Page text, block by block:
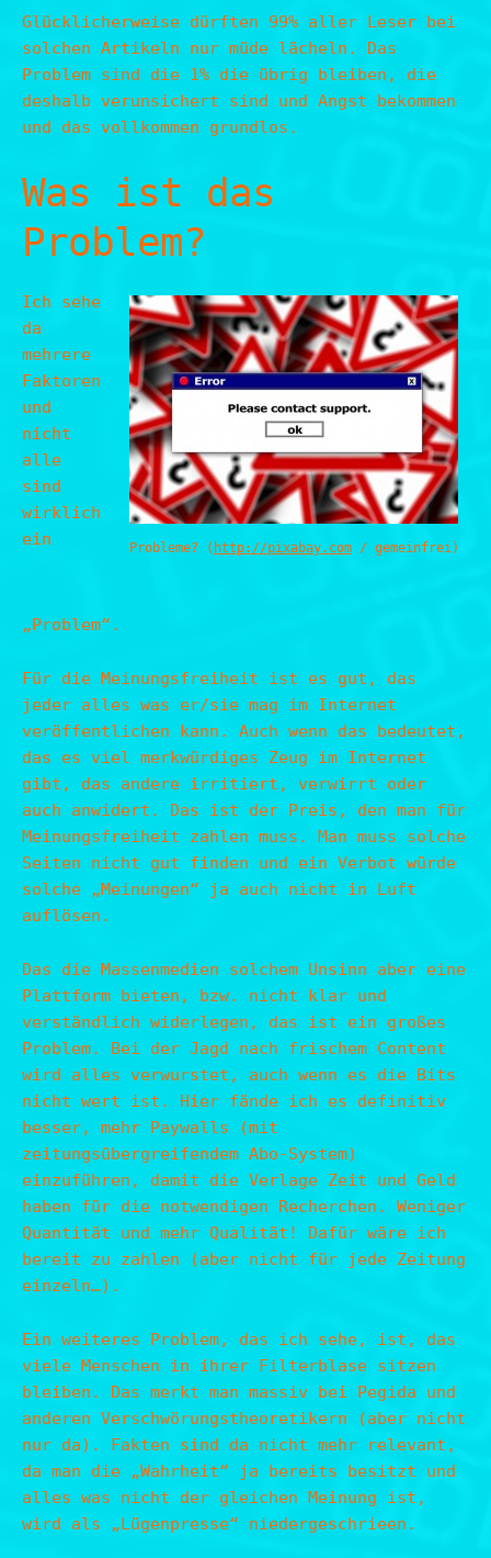
Glücklicherweise dürften 99% aller Leser bei
solchen Artikeln nur müde lächeln. Das
Problem sind die 1% die übrig bleiben, die
deshalb verunsichert sind und Angst bekommen
und das vollkommen grundlos.
Was ist das
Problem?
Probleme? ( http://pixabay.com / gemeinfrei)
Ich sehe
da
mehrere
Faktoren
und
nicht
alle
sind
wirklich
ein
„Problem“.
Für die Meinungsfreiheit ist es gut, das
jeder alles was er/sie mag im Internet
veröffentlichen kann. Auch wenn das bedeutet,
das es viel merkwürdiges Zeug im Internet
gibt, das andere irritiert, verwirrt oder
auch anwidert. Das ist der Preis, den man für
Meinungsfreiheit zahlen muss. Man muss solche
Seiten nicht gut finden und ein Verbot würde
solche „Meinungen“ ja auch nicht in Luft
auflösen.
Das die Massenmedien solchem Unsinn aber eine
Plattform bieten, bzw. nicht klar und
verständlich widerlegen, das ist ein großes
Problem. Bei der Jagd nach frischem Content
wird alles verwurstet, auch wenn es die Bits
nicht wert ist. Hier fände ich es definitiv
besser, mehr Paywalls (mit
zeitungsübergreifendem Abo-System)
einzuführen, damit die Verlage Zeit und Geld
haben für die notwendigen Recherchen. Weniger
Quantität und mehr Qualität! Dafür wäre ich
bereit zu zahlen (aber nicht für jede Zeitung
einzeln…).
Ein weiteres Problem, das ich sehe, ist, das
viele Menschen in ihrer Filterblase sitzen
bleiben. Das merkt man massiv bei Pegida und
anderen Verschwörungstheoretikern (aber nicht
nur da). Fakten sind da nicht mehr relevant,
da man die „Wahrheit“ ja bereits besitzt und
alles was nicht der gleichen Meinung ist,
wird als „Lügenpresse“ niedergeschrieen.